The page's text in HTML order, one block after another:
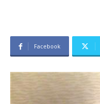
Facebook